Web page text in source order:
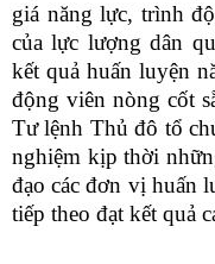
giá năng lực, trình
của lực lượng dân
kết quả huấn luyện
động viên nòng cốt
Tư lệnh Thủ đô tổ
nghiệm kịp thời
đạo các đơn vị huấn
tiếp theo đạt kết quả